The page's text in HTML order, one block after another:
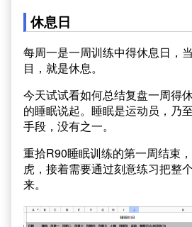
休息日
每周一是一周训练中得休息日，
目，就是休息。
今天试试看如何总结复盘一周得
的睡眠说起。睡眠是运动员，乃
手段，没有之一。
重拾R90睡眠训练的第一周结束
虎，接着需要通过刻意练习把整
来。